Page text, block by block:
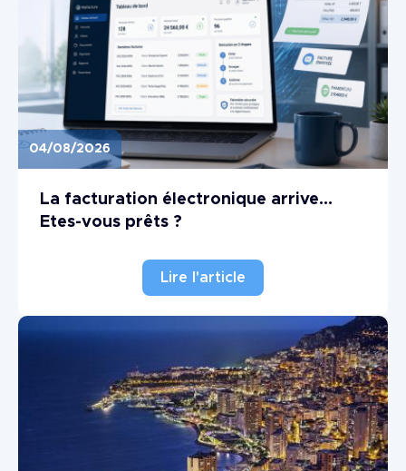
04/08/2026
La facturation électronique arrive...
Etes-vous prêts ?
Lire l'article